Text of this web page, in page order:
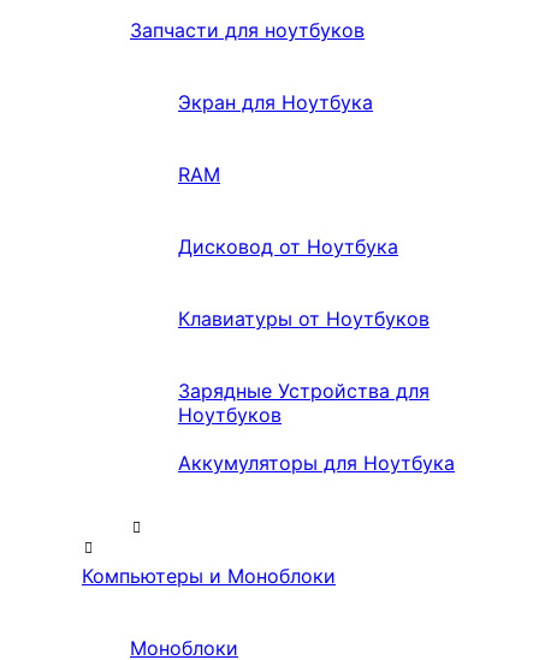
Запчасти для ноутбуков
Экран для Ноутбука
RAM
Дисковод от Ноутбука
Клавиатуры от Ноутбуков
Зарядные Устройства для
Ноутбуков
Аккумуляторы для Ноутбука
Компьютеры и Моноблоки
Моноблоки